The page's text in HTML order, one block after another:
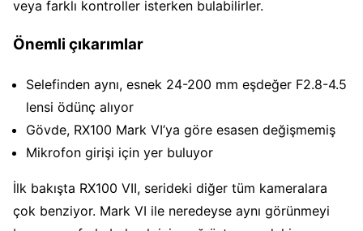
veya farklı kontroller isterken bulabilirler.
Önemli çıkarımlar
Selefinden aynı, esnek 24-200 mm eşdeğer F2.8-4.5
lensi ödünç alıyor
Gövde, RX100 Mark VI’ya göre esasen değişmemiş
Mikrofon girişi için yer buluyor
İlk bakışta RX100 VII, serideki diğer tüm kameralara
çok benziyor. Mark VI ile neredeyse aynı görünmeyi